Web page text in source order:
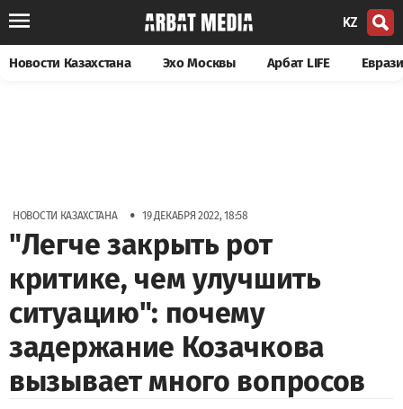
KZ
Новости Казахстана Эхо Москвы Арбат LIFE
НОВОСТИ КАЗАХСТАНА • 19 ДЕКАБРЯ 2022, 18:58
"Легче закрыть рот
критике, чем улучшить
ситуацию": почему
задержание Козачкова
вызывает много вопросов